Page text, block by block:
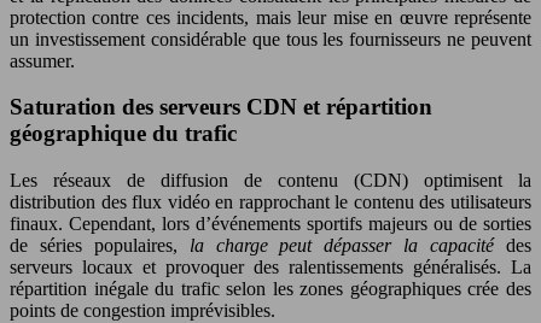
protection contre ces incidents, mais leur mise en œuvre représente
un investissement considérable que tous les fournisseurs ne peuvent
assumer.
Saturation des serveurs CDN et répartition
géographique du trafic
Les réseaux de diffusion de contenu (CDN) optimisent la
distribution des flux vidéo en rapprochant le contenu des utilisateurs
finaux. Cependant, lors d’événements sportifs majeurs ou de sorties
de séries populaires, la charge peut dépasser la capacitédes
serveurs locaux et provoquer des ralentissements généralisés. La
répartition inégale du trafic selon les zones géographiques crée des
points de congestion imprévisibles.